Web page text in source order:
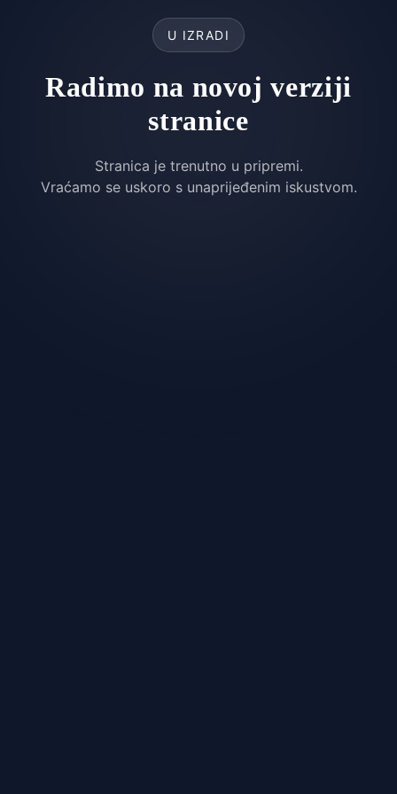
U IZRADI
Radimo na novoj verziji
stranice
Stranica je trenutno u pripremi.
Vraćamo se uskoro s unaprijeđenim iskustvom.